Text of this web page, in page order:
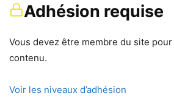
Adhésion requise
Vous devez être membre du site pour
contenu.
Voir les niveaux d’adhésion